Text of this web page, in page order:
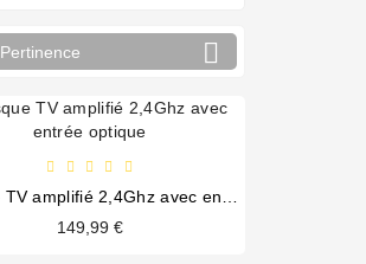
Pertinence 
149,99 €